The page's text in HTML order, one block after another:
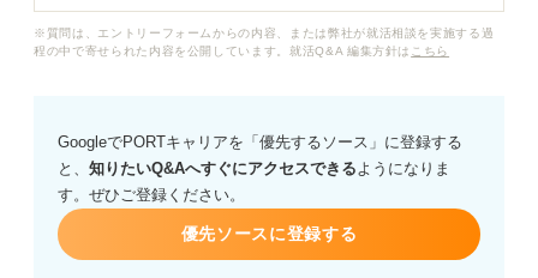
※質問は、エントリーフォームからの内容、または弊社が就活相談を実施する過
程の中で寄せられた内容を公開しています。就活Q&A 編集方針は こちら
GoogleでPORTキャリアを「優先するソース」に登録する
と、 知りたいQ&Aへすぐにアクセスできるようになりま
す。ぜひご登録ください。
優先ソースに登録する